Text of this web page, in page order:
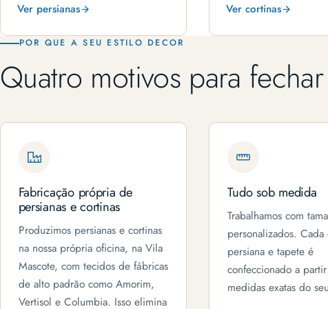
Ver persianas
Ver cortinas
POR QUE A SEU ESTILO DECOR
Quatro motivos para
Fabricação própria de
persianas e cortinas
Produzimos persianas e cortinas
na nossa própria oficina, na Vila
Mascote, com tecidos de fábricas
de alto padrão como Amorim,
Vertisol e Columbia. Isso elimina
Tudo sob medida
Trabalhamos com
personalizados. Cada
persiana e tapete é
confeccionado a
medidas exatas do